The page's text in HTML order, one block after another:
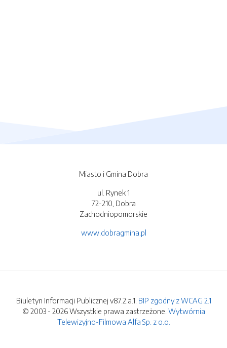
Miasto i Gmina Dobra
ul. Rynek 1
72-210, Dobra
Zachodniopomorskie
www.dobragmina.pl
Biuletyn Informacji Publicznej v87.2.a.1. BIP zgodny z WCAG 2.1
© 2003 - 2026 Wszystkie prawa zastrzeżone. Wytwórnia
Telewizyjno-Filmowa Alfa Sp. z o.o.